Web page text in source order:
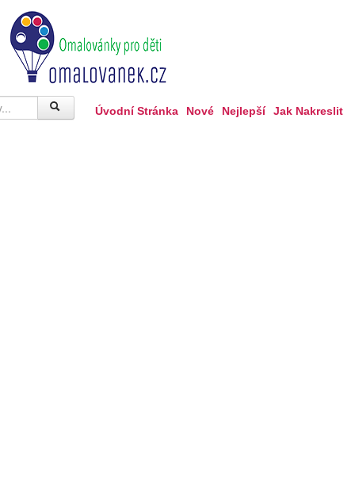
Úvodní Stránka Nové Nejlepší Jak Nakreslit